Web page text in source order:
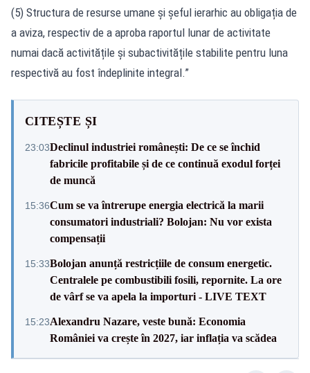
(5) Structura de resurse umane și șeful ierarhic au obligația de
a aviza, respectiv de a aproba raportul lunar de activitate
numai dacă activitățile și subactivitățile stabilite pentru luna
respectivă au fost îndeplinite integral.”
CITEȘTE ȘI
23:03Declinul industriei românești: De ce se închid
fabricile profitabile și de ce continuă exodul forței
de muncă
15:36Cum se va întrerupe energia electrică la marii
consumatori industriali? Bolojan: Nu vor exista
compensații
15:33Bolojan anunță restricțiile de consum energetic.
Centralele pe combustibili fosili, repornite. La ore
de vârf se va apela la importuri - LIVE TEXT
15:23Alexandru Nazare, veste bună: Economia
României va crește în 2027, iar inflația va scădea